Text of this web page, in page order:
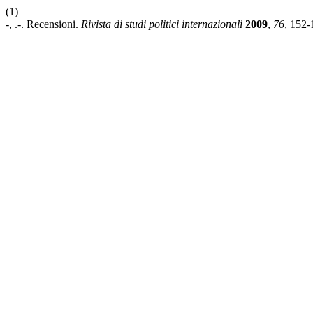
(1)
-, .-. Recensioni. Rivista di studi politici internazionali 2009, 76, 152-